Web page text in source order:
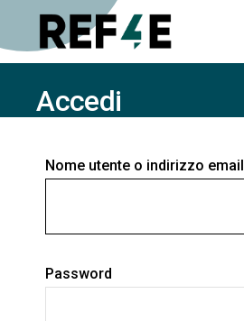
Accedi
Nome utente o indirizzo email
Password